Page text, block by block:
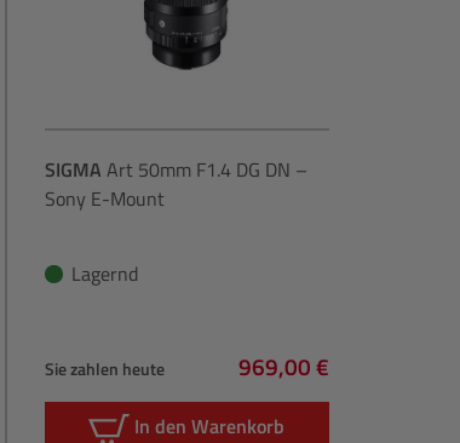
SIGMA Art 50mm F1.4 DG DN –
Sony E-Mount
Lagernd
Sie zahlen heute
Regulärer Preis:
969,00 €
In den Warenkorb